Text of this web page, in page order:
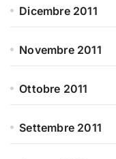
Dicembre 2011
Novembre 2011
Ottobre 2011
Settembre 2011